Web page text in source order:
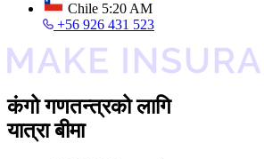
Chile 5:20 AM
+56 926 431 523
कंगो गणतन्त्रको लागि
यात्रा बीमा